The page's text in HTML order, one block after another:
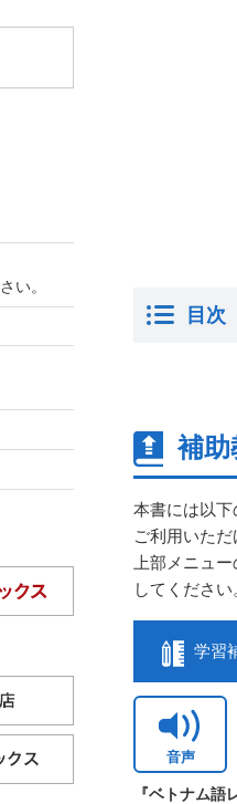
目次
補助
本書には以
ご利用いただ
上部メニュー
してください
学習
音声
『ベトナム語
い。